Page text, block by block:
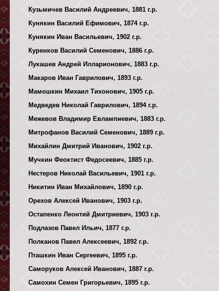
Кузьмичев Василий Андреевич, 1881 г.р.
Кунякин Василий Ефимович, 1874 г.р.
Кунякин Иван Васильевич, 1902 г.р.
Куренков Василий Семенович, 1886 г.р.
Лукашев Андрей Илларионович, 1883 г.р.
Макаров Иван Гаврилович, 1893 г.р.
Мамошкин Михаил Тихонович, 1905 г.р.
Медведев Николай Гаврилович, 1894 г.р.
Межевов Владимир Евлампиевич, 1883 г.р.
Митрофанов Василий Семенович, 1889 г.р.
Михайлин Дмитрий Иванович, 1902 г.р.
Мучкин Феоктист Федосеевич, 1885 г.р.
Нестеров Николай Васильевич, 1901 г.р.
Никитин Иван Михайлович, 1890 г.р.
Орехов Алексей Иванович, 1903 г.р.
Остапенко Леонтий Дмитриевич, 1903 г.р.
Подлазов Павел Ильич, 1877 г.р.
Полканов Павел Алексеевич, 1892 г.р.
Пташкин Иван Сергеевич, 1895 г.р.
Саморуков Алексей Иванович, 1887 г.р.
Самохин Семен Григорьевич, 1895 г.р.